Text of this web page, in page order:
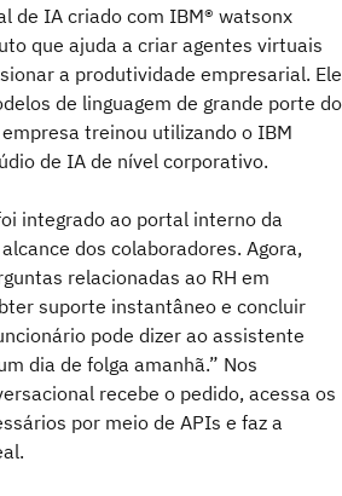
de IA criado com IBM® watsonx
que ajuda a criar agentes virtuais
a produtividade empresarial. Ele
de linguagem de grande porte do
treinou utilizando o IBM
de IA de nível corporativo.
integrado ao portal interno da
dos colaboradores. Agora,
relacionadas ao RH em
suporte instantâneo e concluir
pode dizer ao assistente
dia de folga amanhã.” Nos
recebe o pedido, acessa os
por meio de APIs e faz a